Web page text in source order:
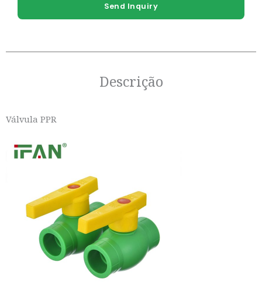
Send Inquiry
Descrição
Válvula PPR